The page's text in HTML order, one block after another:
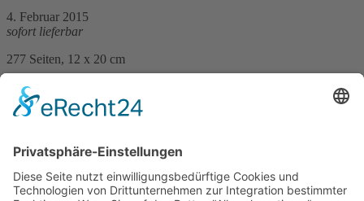
4. Februar 2015
sofort lieferbar
277 Seiten, 12 x 20 cm
Print 11,99 € / E-Book 9,99 €
mehr Infos …
Gabriele Keiser